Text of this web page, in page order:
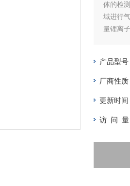
体的检
域进行
量锂离
产品型号
厂商性质
更新时间
访 问 量